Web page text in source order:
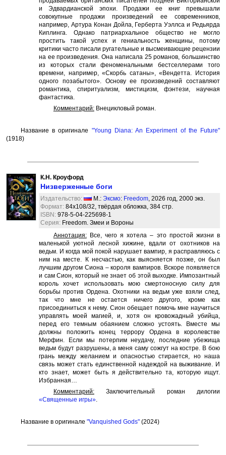
и Эдвардианской эпохи. Продажи ее книг превышали
совокупные продажи произведений ее современников,
например, Артура Конан Дойла, Герберта Уэллса и Редьярда
Киплинга. Однако патриархальное общество не могло
простить такой успех и гениальность женщины, потому
критики часто писали ругательные и высмеивающие рецензии
на ее произведения. Она написала 25 романов, большинство
из которых стали феноменальными бестселлерами того
времени, например, «Скорбь сатаны», «Вендетта. История
одного позабытого». Основу ее произведений составляют
романтика, спиритуализм, мистицизм, фэнтези, научная
фантастика.
Комментарий:Внецикловый роман.
Название в оригинале "Young Diana: An Experiment of the Future"
(1918)
К.Н. Кроуфорд
Низверженные боги
Издательство: М.: Эксмо: Freedom, 2026 год, 2000 экз.
Формат: 84x108/32, твёрдая обложка, 384 стр.
ISBN: 978-5-04-225698-1
Серия: Freedom. Змеи и Вороны
Аннотация:Все, чего я хотела – это простой жизни в
маленькой уютной лесной хижине, вдали от охотников на
ведьм. И когда мой покой нарушает вампир, я расправляюсь с
ним на месте. К несчастью, как выясняется позже, он был
лучшим другом Сиона – короля вампиров. Вскоре появляется
и сам Сион, который не знает об этой выходке. Импозантный
король хочет использовать мою смертоносную силу для
борьбы против Ордена. Охотники на ведьм уже взяли след,
так что мне не остается ничего другого, кроме как
присоединиться к нему. Сион обещает помочь мне научиться
управлять моей магией, и, хотя он кровожадный убийца,
перед его темным обаянием сложно устоять. Вместе мы
должны положить конец террору Ордена в королевстве
Мерфин. Если мы потерпим неудачу, последние убежища
ведьм будут разрушены, а меня саму сожгут на костре. В бою
грань между желанием и опасностью стирается, но наша
связь может стать единственной надеждой на выживание. И
кто знает, может быть я действительно та, которую ищут.
Избранная…
Комментарий:Заключительный роман дилогии
«Священные игры».
Название в оригинале "Vanquished Gods"(2024)